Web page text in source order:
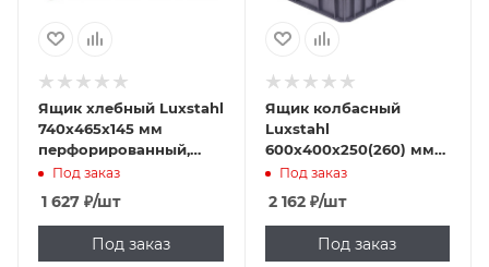
Ящик хлебный Luxstahl
740х465х145 мм
перфорированный,
ПЭНД [Х 3.3]
Под заказ
1 627 ₽/шт
Под заказ
Ящик колбасный
Luxstahl
600х400х250(260) мм
перфорированные
бока, сплошное дно,
ПЭНД [ЯК-253]
Под заказ
2 162₽/шт
Под заказ